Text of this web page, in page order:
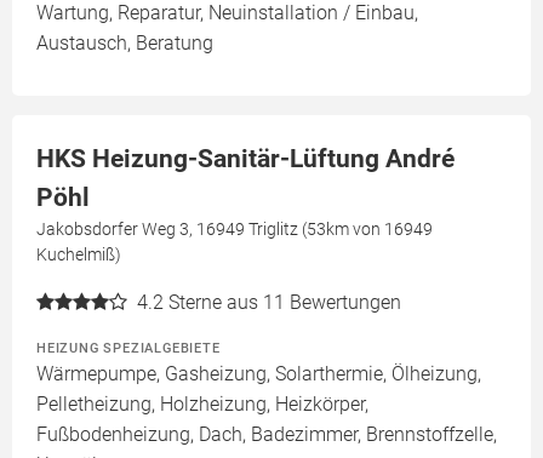
Wartung, Reparatur, Neuinstallation / Einbau,
Austausch, Beratung
HKS Heizung-Sanitär-Lüftung André
Pöhl
Jakobsdorfer Weg 3, 16949 Triglitz (53km von 16949
Kuchelmiß)
4.2 Sterne aus 11 Bewertungen
HEIZUNG SPEZIALGEBIETE
Wärmepumpe, Gasheizung, Solarthermie, Ölheizung,
Pelletheizung, Holzheizung, Heizkörper,
Fußbodenheizung, Dach, Badezimmer, Brennstoffzelle,